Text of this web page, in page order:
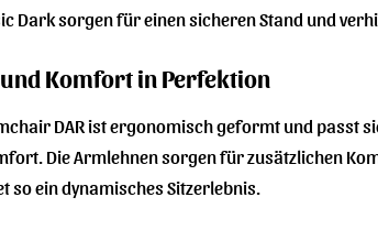
Dark sorgen für einen sicheren Stand und
Komfort in Perfektion
DAR ist ergonomisch geformt und passt
Die Armlehnen sorgen für zusätzlichen
so ein dynamisches Sitzerlebnis.